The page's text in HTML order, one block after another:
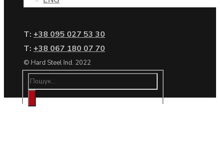
Т: +38 095 027 53 30
Т: +38 067 180 07 70
© Hard Steel Ind. 2022